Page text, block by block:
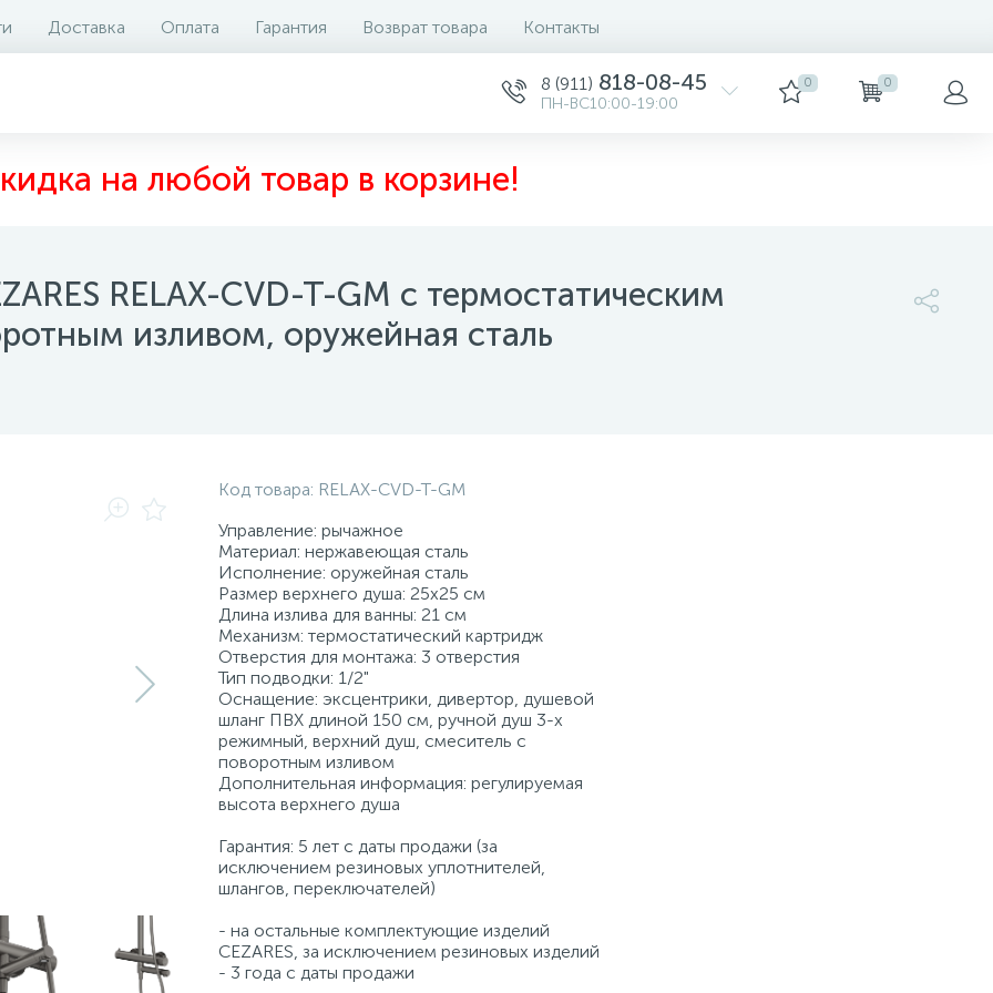
Доставка Оплата Гарантия Возврат товара Контакты
8 (911) 818-08-45
ПН-ВС10:00-19:00
0 0
на любой товар в корзине!
RELAX-CVD-T-GM с термостатическим
изливом, оружейная сталь
на складе Отзывы 0
Код товара: RELAX-CVD-T-GM
Управление: рычажное
Материал: нержавеющая сталь
Исполнение: оружейная сталь
Размер верхнего душа: 25х25 см
Длина излива для ванны: 21 см
Механизм: термостатический картридж
Отверстия для монтажа: 3 отверстия
Тип подводки: 1/2"
Оснащение: эксцентрики, дивертор, душевой
шланг ПВХ длиной 150 см, ручной душ 3-х
режимный, верхний душ, смеситель с
поворотным изливом
Дополнительная информация: регулируемая
высота верхнего душа
Гарантия: 5 лет с даты продажи (за
исключением резиновых уплотнителей,
шлангов, переключателей)
- на остальные комплектующие изделий
CEZARES, за исключением резиновых изделий
- 3 года с даты продажи